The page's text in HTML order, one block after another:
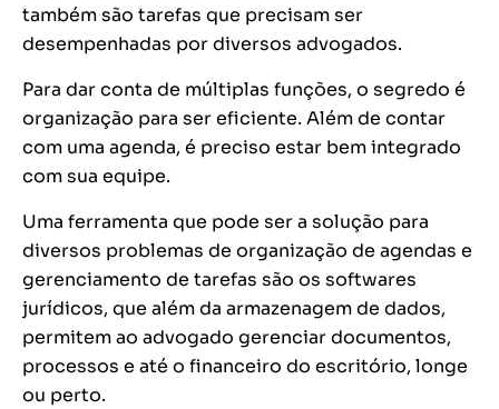
também são tarefas que precisam ser
desempenhadas por diversos advogados.
Para dar conta de múltiplas funções, o segredo é
organização para ser eficiente. Além de contar
com uma agenda, é preciso estar bem integrado
com sua equipe.
Uma ferramenta que pode ser a solução para
diversos problemas de organização de agendas e
gerenciamento de tarefas são os softwares
jurídicos, que além da armazenagem de dados,
permitem ao advogado gerenciar documentos,
processos e até o financeiro do escritório, longe
ou perto.